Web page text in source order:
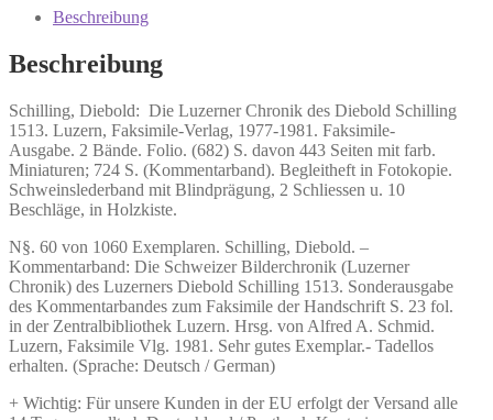
Luzerner
des
Diebold
1513.
Menge
Beschreibung
Beschreibung
Schilling, Diebold: Die Luzerner Chronik des Diebold Schilling
1513. Luzern, Faksimile-Verlag, 1977-1981. Faksimile-
Ausgabe. 2 Bände. Folio. (682) S. davon 443 Seiten mit farb.
Miniaturen; 724 S. (Kommentarband). Begleitheft in Fotokopie.
Schweinslederband mit Blindprägung, 2 Schliessen u. 10
Beschläge, in Holzkiste.
N§. 60 von 1060 Exemplaren. Schilling, Diebold. –
Kommentarband: Die Schweizer Bilderchronik (Luzerner
Chronik) des Luzerners Diebold Schilling 1513. Sonderausgabe
des Kommentarbandes zum Faksimile der Handschrift S. 23 fol.
in der Zentralbibliothek Luzern. Hrsg. von Alfred A. Schmid.
Luzern, Faksimile Vlg. 1981. Sehr gutes Exemplar.- Tadellos
erhalten. (Sprache: Deutsch / German)
+ Wichtig: Für unsere Kunden in der EU erfolgt der Versand alle